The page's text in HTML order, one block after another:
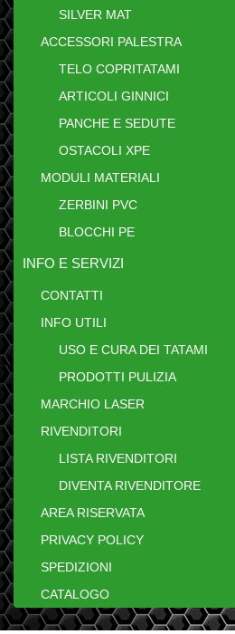
SILVER MAT
ACCESSORI PALESTRA
TELO COPRITATAMI
ARTICOLI GINNICI
PANCHE E SEDUTE
OSTACOLI XPE
MODULI MATERIALI
ZERBINI PVC
BLOCCHI PE
INFO E SERVIZI
CONTATTI
INFO UTILI
USO E CURA DEI TATAMI
PRODOTTI PULIZIA
MARCHIO LASER
RIVENDITORI
LISTA RIVENDITORI
DIVENTA RIVENDITORE
AREA RISERVATA
PRIVACY POLICY
SPEDIZIONI
CATALOGO